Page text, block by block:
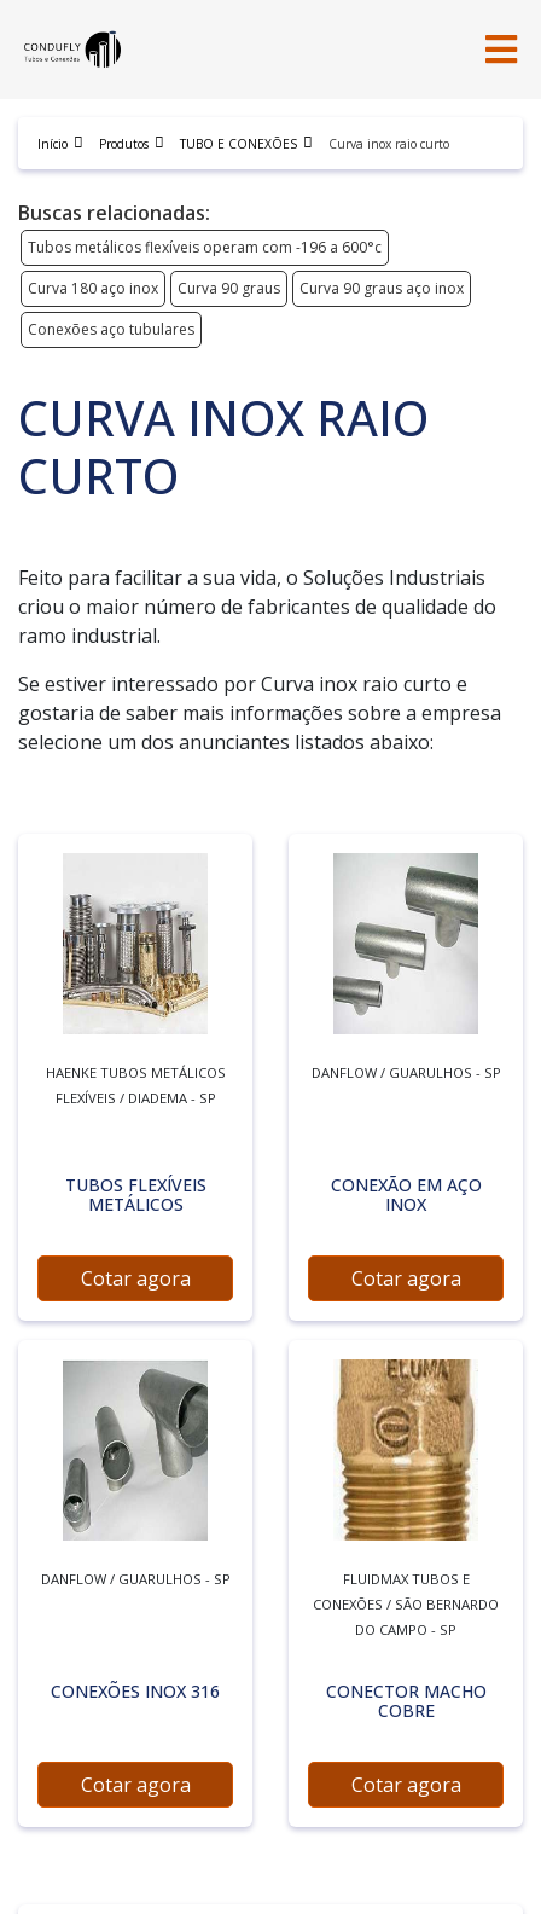
Início Produtos TUBO E CONEXÕES Curva inox raio curto
Buscas relacionadas:
Tubos metálicos flexíveis operam com -196 a 600°c
Curva 180 aço inox
Curva 90 graus
Curva 90 graus aço inox
Conexões aço tubulares
CURVA INOX RAIO
CURTO
Feito para facilitar a sua vida, o Soluções Industriais
criou o maior número de fabricantes de qualidade do
ramo industrial.
Se estiver interessado por Curva inox raio curto e
gostaria de saber mais informações sobre a empresa
selecione um dos anunciantes listados abaixo:
HAENKE TUBOS METÁLICOS
FLEXÍVEIS / DIADEMA - SP
TUBOS FLEXÍVEIS
METÁLICOS
Cotar agora
DANFLOW / GUARULHOS - SP
CONEXÃO EM AÇO
INOX
Cotar agora
DANFLOW / GUARULHOS - SP
CONEXÕES INOX 316
Cotar agora
FLUIDMAX TUBOS E
CONEXÕES / SÃO BERNARDO
DO CAMPO - SP
CONECTOR MACHO
COBRE
Cotar agora